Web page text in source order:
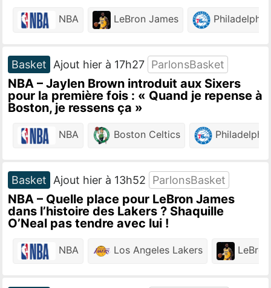
NBA LeBron James
Basket Ajout hier à 17h27 ParlonsBasket
NBA – Jaylen Brown introduit aux Sixers
pour la première fois : « Quand je repense à
Boston, je ressens ça »
NBA Boston Celtics
Basket Ajout hier à 13h52 ParlonsBasket
NBA – Quelle place pour LeBron James
dans l’histoire des Lakers ? Shaquille
O’Neal pas tendre avec lui !
NBA Los Angeles Lakers